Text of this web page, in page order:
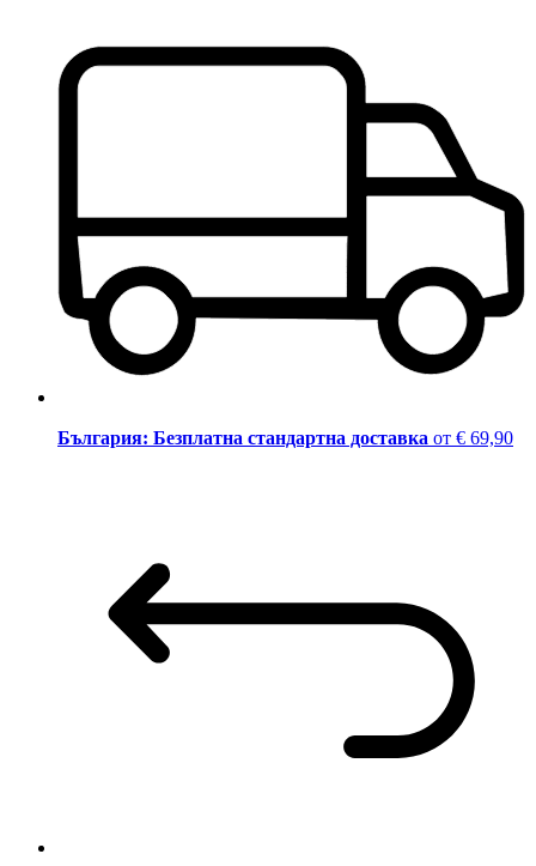
България: Безплатна стандартна доставка от € 69,90